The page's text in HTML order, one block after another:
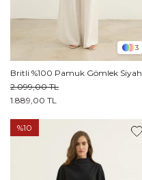
3
Britli %100 Pamuk Gömlek Siyah
1.889,00 TL
2.099,00 TL
%10